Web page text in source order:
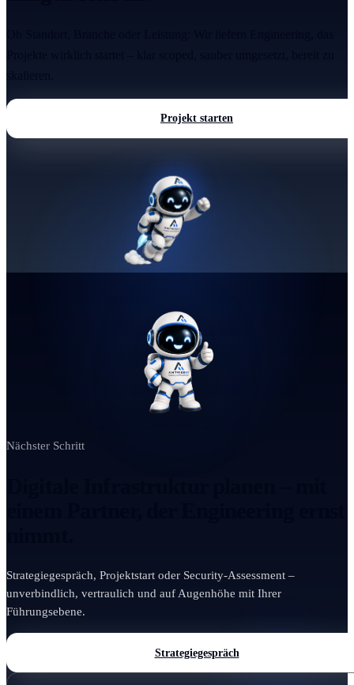
Projekt starten
Nächster Schritt
Strategiegespräch, Projektstart oder Security-Assessment –
unverbindlich, vertraulich und auf Augenhöhe mit Ihrer
Führungsebene.
Strategiegespräch